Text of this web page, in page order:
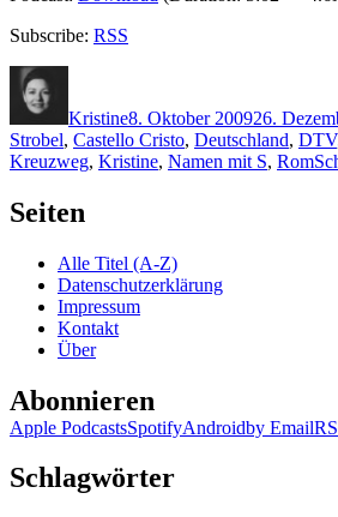
Subscribe: RSS
Kristine8. Oktober 200926.
Strobel, Castello Cristo, Deutschland, DTV
Kreuzweg, Kristine, Namen mit S, Rom
Seiten
Alle Titel (A-Z)
Datenschutzerklärung
Impressum
Kontakt
Über
Abonnieren
Apple PodcastsSpotifyAndroidby Email
Schlagwörter